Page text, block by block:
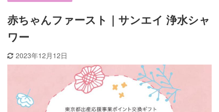
赤ちゃんファースト｜サンエイ 浄水シャ
ワー
2023年12月12日